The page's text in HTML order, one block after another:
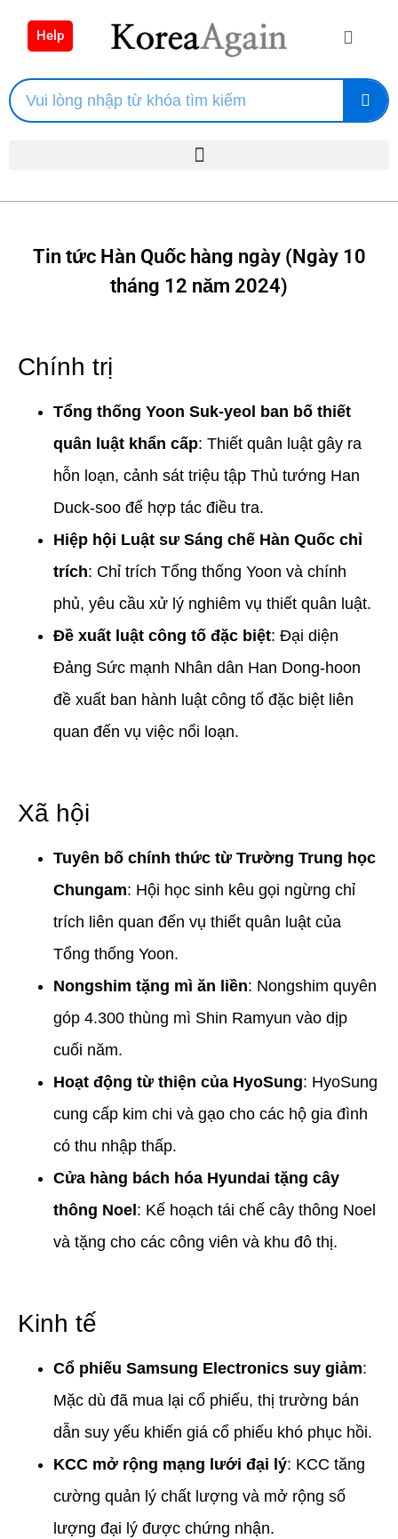
Help
Tin tức Hàn Quốc hàng ngày (Ngày 10
tháng 12 năm 2024)
Chính trị
Tổng thống Yoon Suk-yeol ban bố thiết
quân luật khẩn cấp: Thiết quân luật gây ra
hỗn loạn, cảnh sát triệu tập Thủ tướng Han
Duck-soo để hợp tác điều tra.
Hiệp hội Luật sư Sáng chế Hàn Quốc chỉ
trích: Chỉ trích Tổng thống Yoon và chính
phủ, yêu cầu xử lý nghiêm vụ thiết quân luật.
Đề xuất luật công tố đặc biệt: Đại diện
Đảng Sức mạnh Nhân dân Han Dong-hoon
đề xuất ban hành luật công tố đặc biệt liên
quan đến vụ việc nổi loạn.
Xã hội
Tuyên bố chính thức từ Trường Trung học
Chungam: Hội học sinh kêu gọi ngừng chỉ
trích liên quan đến vụ thiết quân luật của
Tổng thống Yoon.
Nongshim tặng mì ăn liền: Nongshim quyên
góp 4.300 thùng mì Shin Ramyun vào dịp
cuối năm.
Hoạt động từ thiện của HyoSung: HyoSung
cung cấp kim chi và gạo cho các hộ gia đình
có thu nhập thấp.
Cửa hàng bách hóa Hyundai tặng cây
thông Noel : Kế hoạch tái chế cây thông Noel
và tặng cho các công viên và khu đô thị.
Kinh tế
Cổ phiếu Samsung Electronics suy giảm:
Mặc dù đã mua lại cổ phiếu, thị trường bán
dẫn suy yếu khiến giá cổ phiếu khó phục hồi.
KCC mở rộng mạng lưới đại lý: KCC tăng
cường quản lý chất lượng và mở rộng số
lượng đại lý được chứng nhận.